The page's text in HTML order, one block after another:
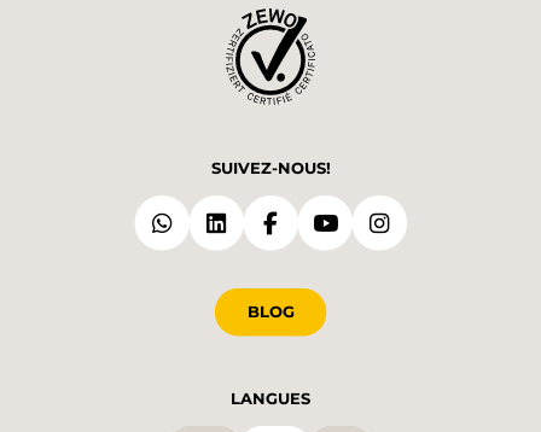
SUIVEZ-NOUS!
BLOG
LANGUES